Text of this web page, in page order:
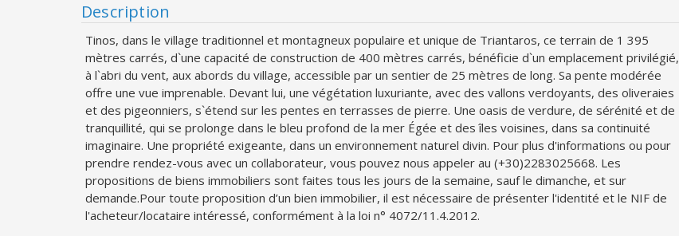
Description
Tinos, dans le village traditionnel et montagneux populaire et unique de Triantaros, ce terrain de 1 395
mètres carrés, d`une capacité de construction de 400 mètres carrés, bénéficie d`un emplacement privilégié,
à l`abri du vent, aux abords du village, accessible par un sentier de 25 mètres de long. Sa pente modérée
offre une vue imprenable. Devant lui, une végétation luxuriante, avec des vallons verdoyants, des oliveraies
et des pigeonniers, s`étend sur les pentes en terrasses de pierre. Une oasis de verdure, de sérénité et de
tranquillité, qui se prolonge dans le bleu profond de la mer Égée et des îles voisines, dans sa continuité
imaginaire. Une propriété exigeante, dans un environnement naturel divin. Pour plus d'informations ou pour
prendre rendez-vous avec un collaborateur, vous pouvez nous appeler au (+30)2283025668. Les
propositions de biens immobiliers sont faites tous les jours de la semaine, sauf le dimanche, et sur
demande.Pour toute proposition d’un bien immobilier, il est nécessaire de présenter l'identité et le NIF de
l'acheteur/locataire intéressé, conformément à la loi n° 4072/11.4.2012.